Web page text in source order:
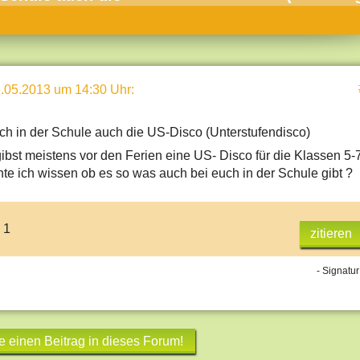
& Natur
um 14:30 Uhr:
in der Schule auch die US-Disco (Unterstufendisco)
meistens vor den Ferien eine US- Disco für die Klassen 5-
ich wissen ob es so was auch bei euch in der Schule gibt ?
1 zitieren
-
einen Beitrag in dieses Forum!